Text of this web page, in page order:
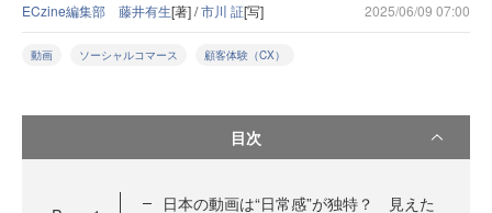
ECzine編集部 藤井有生[著] /市川 証[写] 2025/06/09 07:00
動画 ソーシャルコマース 顧客体験（CX）
目次
日本の動画は“日常感”が独特？ 見えた